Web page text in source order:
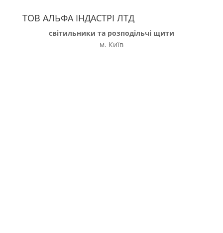
ТОВ АЛЬФА ІНДАСТРІ ЛТД
світильники та розподільчі щити
м. Київ